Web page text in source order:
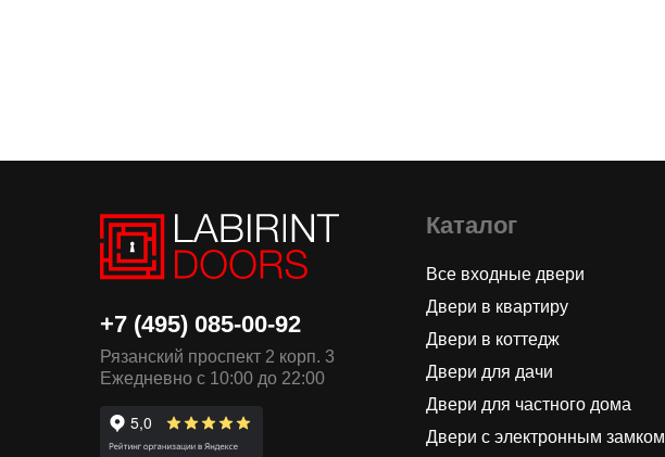
+7 (495) 085-00-92
Рязанский проспект 2 корп. 3
Ежедневно с 10:00 до 22:00
Каталог
Все входные двери
Двери в квартиру
Двери в коттедж
Двери для дачи
Двери для частного дома
Двери с электронным замком